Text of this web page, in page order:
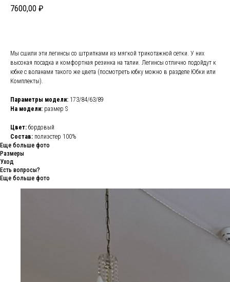
7600,00 ₽
Мы сшили эти легинсы со штрипками из мягкой трикотажной сетки. У них
высокая посадка и комфортная резинка на талии. Легинсы отлично подойдут к
юбке с воланами такого же цвета (посмотреть юбку можно в разделе Юбки или
Комплекты).
Параметры модели: 173/84/63/89
На модели: размер S
Цвет: бордовый
Состав: полиэстер 100%
Еще больше фото
Размеры
Уход
Есть вопросы?
Еще больше фото